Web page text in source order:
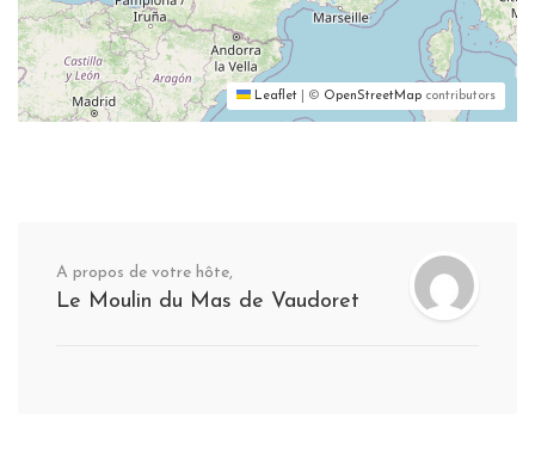
Leaflet © OpenStreetMap contributors
A propos de votre hôte,
Le Moulin du Mas de Vaudoret